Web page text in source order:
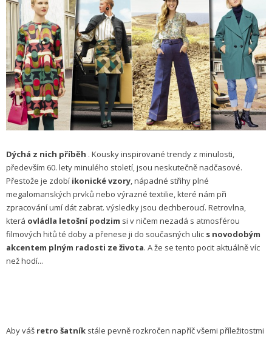
Dýchá z nich příběh . Kousky inspirované trendy z minulosti,
především 60. lety minulého století, jsou neskutečně nadčasové.
Přestože je zdobí ikonické vzory, nápadné střihy plné
megalomanských prvků nebo výrazné textilie, které nám při
zpracování umí dát zabrat. výsledky jsou dechberoucí. Retrovlna,
která ovládla letošní podzim si v ničem nezadá s atmosférou
filmových hitů té doby a přenese ji do současných ulic s novodobým
akcentem plným radosti ze života. A že se tento pocit aktuálně víc
než hodí...
Aby váš retro šatník stále pevně rozkročen napříč všemi příležitostmi